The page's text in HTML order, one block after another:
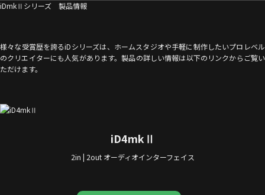
iDmkⅡシリーズ 製品情報
様々な受賞歴を誇るiDシリーズは、ホームスタジオや手軽に制作したいプロレベル
のクリエイターにも人気があります。製品の詳しい情報は以下のリンクからご覧い
ただけます。
iD4mkⅡ
2in | 2out オーディオインターフェイス